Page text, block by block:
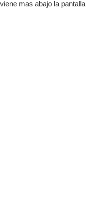
mas abajo la pantalla